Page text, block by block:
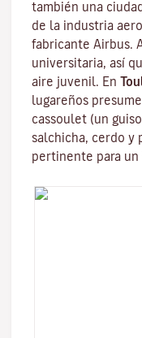
también una
de la industria
fabricante Airbus.
universitaria, así
aire juvenil. En
lugareños
cassoulet (un
salchicha, cerdo y
pertinente para